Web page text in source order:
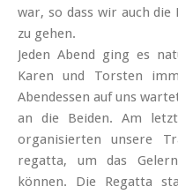
war, so dass wir auch
zu gehen.
Jeden Abend ging es
Karen und Torsten
Abend­essen auf uns
an die Beiden. Am
organisierten unsere
regatta, um das
können. Die Regatta